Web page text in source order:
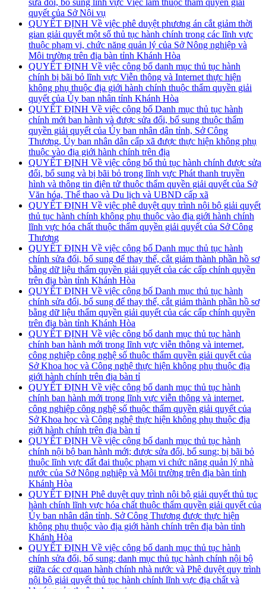
sửa đổi, bổ sung lĩnh vực Việc làm thuộc thẩm quyền giải
quyết của Sở Nội vụ
QUYẾT ĐỊNH Về việc phê duyệt phương án cắt giảm thời
gian giải quyết một số thủ tục hành chính trong các lĩnh vực
thuộc phạm vi, chức năng quản lý của Sở Nông nghiệp và
Môi trường trên địa bàn tỉnh Khánh Hòa
QUYẾT ĐỊNH Về việc công bố danh mục thủ tục hành
chính bị bãi bỏ lĩnh vực Viễn thông và Internet thực hiện
không phụ thuộc địa giới hành chính thuộc thẩm quyền giải
quyết của Ủy ban nhân tỉnh Khánh Hòa
QUYẾT ĐỊNH Về việc công bố Danh mục thủ tục hành
chính mới ban hành và được sửa đổi, bổ sung thuộc thẩm
quyền giải quyết của Ủy ban nhân dân tỉnh, Sở Công
Thương, Ủy ban nhân dân cấp xã được thực hiện không phụ
thuộc vào địa giới hành chính trên địa
QUYẾT ĐỊNH Về việc công bố thủ tục hành chính được sửa
đổi, bổ sung và bị bãi bỏ trong lĩnh vực Phát thanh truyền
hình và thông tin điện tử thuộc thẩm quyền giải quyết của Sở
Văn hóa, Thể thao và Du lịch và UBND cấp xã
QUYẾT ĐỊNH Về việc phê duyệt quy trình nội bộ giải quyết
thủ tục hành chính không phụ thuộc vào địa giới hành chính
lĩnh vực hóa chất thuộc thẩm quyền giải quyết của Sở Công
Thương
QUYẾT ĐỊNH Về việc công bố Danh mục thủ tục hành
chính sửa đổi, bổ sung để thay thế, cắt giảm thành phần hồ sơ
bằng dữ liệu thẩm quyền giải quyết của các cấp chính quyền
trên địa bàn tỉnh Khánh Hòa
QUYẾT ĐỊNH Về việc công bố Danh mục thủ tục hành
chính sửa đổi, bổ sung để thay thế, cắt giảm thành phần hồ sơ
bằng dữ liệu thẩm quyền giải quyết của các cấp chính quyền
trên địa bàn tỉnh Khánh Hòa
QUYẾT ĐỊNH Về việc công bố danh mục thủ tục hành
chính ban hành mới trong lĩnh vực viễn thông và internet,
công nghiệp công nghệ số thuộc thẩm quyền giải quyết của
Sở Khoa học và Công nghệ thực hiện không phụ thuộc địa
giới hành chính trên địa bàn tỉ
QUYẾT ĐỊNH Về việc công bố danh mục thủ tục hành
chính ban hành mới trong lĩnh vực viễn thông và internet,
công nghiệp công nghệ số thuộc thẩm quyền giải quyết của
Sở Khoa học và Công nghệ thực hiện không phụ thuộc địa
giới hành chính trên địa bàn tỉ
QUYẾT ĐỊNH Về việc công bố danh mục thủ tục hành
chính nội bộ ban hành mới; được sửa đổi, bổ sung; bị bãi bỏ
thuộc lĩnh vực đất đai thuộc phạm vi chức năng quản lý nhà
nước của Sở Nông nghiệp và Môi trường trên địa bàn tỉnh
Khánh Hòa
QUYẾT ĐỊNH Phê duyệt quy trình nội bộ giải quyết thủ tục
hành chính lĩnh vực hóa chất thuộc thẩm quyền giải quyết của
Ủy ban nhân dân tỉnh, Sở Công Thương được thực hiện
không phụ thuộc vào địa giới hành chính trên địa bàn tỉnh
Khánh Hòa
QUYẾT ĐỊNH Về việc công bố danh mục thủ tục hành
chính sửa đổi, bổ sung; danh mục thủ tục hành chính nội bộ
giữa các cơ quan hành chính nhà nước và Phê duyệt quy trình
nội bộ giải quyết thủ tục hành chính lĩnh vực địa chất và